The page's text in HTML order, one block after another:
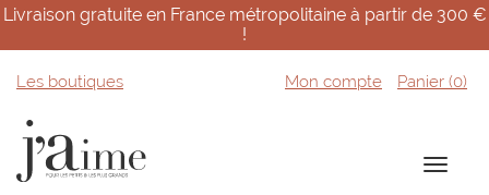
Livraison gratuite en France métropolitaine à partir de 300 €
!
Les boutiques Mon compte Panier (0)